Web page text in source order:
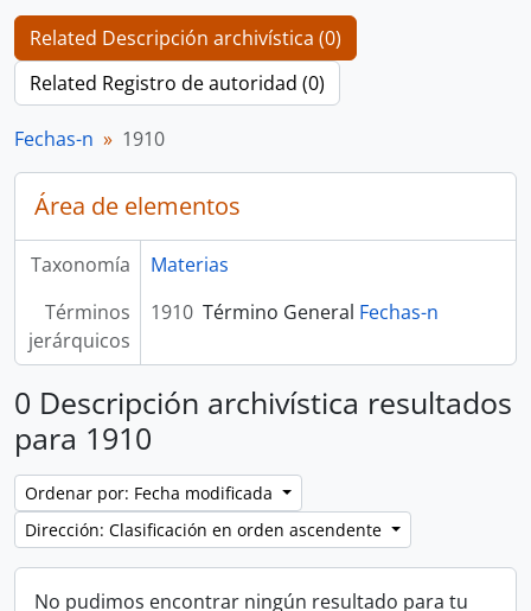
Related Descripción archivística (0)
Related Registro de autoridad (0)
Fechas-n 1910
Área de elementos
Taxonomía
Materias
Términos
jerárquicos
1910 Término General Fechas-n
0 Descripción archivística resultados
para 1910
Ordenar por: Fecha modificada
Dirección: Clasificación en orden ascendente
No pudimos encontrar ningún resultado para tu